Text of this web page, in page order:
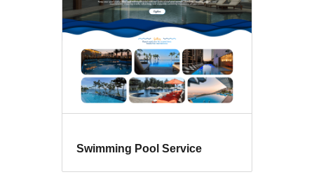
Swimming Pool Service